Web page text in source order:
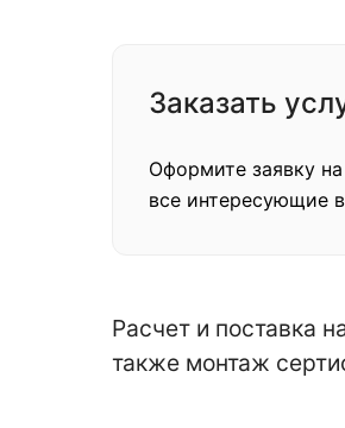
Заказать
Оформите заявку
все интересующие
Расчет и поставка
также монтаж